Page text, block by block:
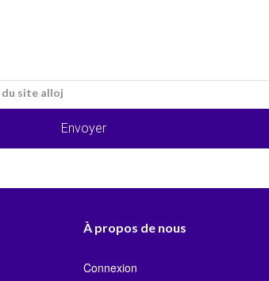
site alloj
Envoyer
À propos de nous
Connexion